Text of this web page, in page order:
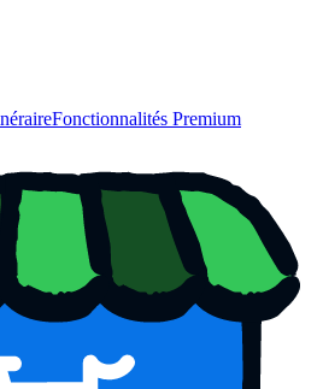
Fonctionnalités Premium